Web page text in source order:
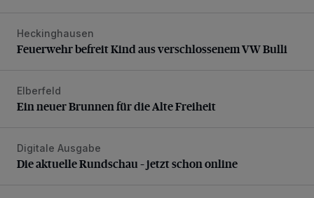
Feuerwehr befreit Kind aus verschlossenem VW Bulli
Heckinghausen
Feuerwehr befreit Kind aus verschlossenem VW Bulli
Ein neuer Brunnen für die Alte Freiheit
Elberfeld
Ein neuer Brunnen für die Alte Freiheit
Die aktuelle Rundschau – jetzt schon online
Digitale Ausgabe
Die aktuelle Rundschau – jetzt schon online